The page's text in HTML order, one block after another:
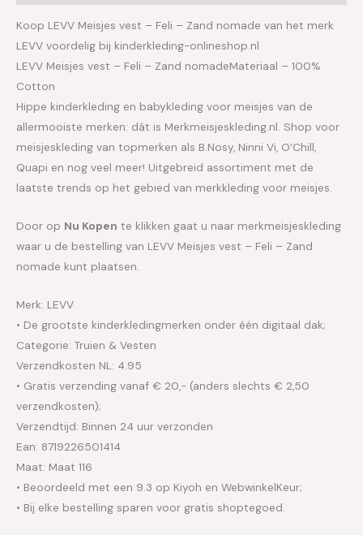
Koop LEVV Meisjes vest – Feli – Zand nomade van het merk
LEVV voordelig bij kinderkleding-onlineshop.nl
LEVV Meisjes vest – Feli – Zand nomadeMateriaal – 100%
Cotton
Hippe kinderkleding en babykleding voor meisjes van de
allermooiste merken: dát is Merkmeisjeskleding.nl. Shop voor
meisjeskleding van topmerken als B.Nosy, Ninni Vi, O’Chill,
Quapi en nog veel meer! Uitgebreid assortiment met de
laatste trends op het gebied van merkkleding voor meisjes.
Door op Nu Kopen te klikken gaat u naar merkmeisjeskleding
waar u de bestelling van LEVV Meisjes vest – Feli – Zand
nomade kunt plaatsen.
Merk: LEVV
• De grootste kinderkledingmerken onder één digitaal dak;
Categorie: Truien & Vesten
Verzendkosten NL: 4.95
• Gratis verzending vanaf € 20,- (anders slechts € 2,50
verzendkosten);
Verzendtijd: Binnen 24 uur verzonden
Ean: 8719226501414
Maat: Maat 116
• Beoordeeld met een 9.3 op Kiyoh en WebwinkelKeur;
• Bij elke bestelling sparen voor gratis shoptegoed.